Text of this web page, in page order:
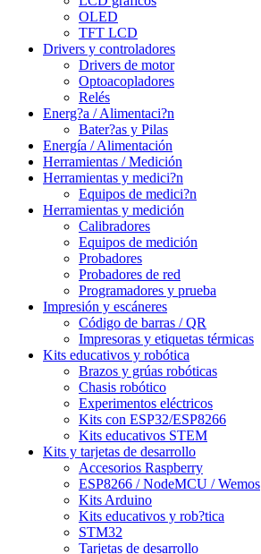
OLED
TFT LCD
Drivers y controladores
Drivers de motor
Optoacopladores
Relés
Energ?a / Alimentaci?n
Bater?as y Pilas
Energía / Alimentación
Herramientas / Medición
Herramientas y medici?n
Equipos de medici?n
Herramientas y medición
Calibradores
Equipos de medición
Probadores
Probadores de red
Programadores y prueba
Impresión y escáneres
Código de barras / QR
Impresoras y etiquetas térmicas
Kits educativos y robótica
Brazos y grúas robóticas
Chasis robótico
Experimentos eléctricos
Kits con ESP32/ESP8266
Kits educativos STEM
Kits y tarjetas de desarrollo
Accesorios Raspberry
ESP8266 / NodeMCU / Wemos
Kits Arduino
Kits educativos y rob?tica
STM32
Tarjetas de desarrollo